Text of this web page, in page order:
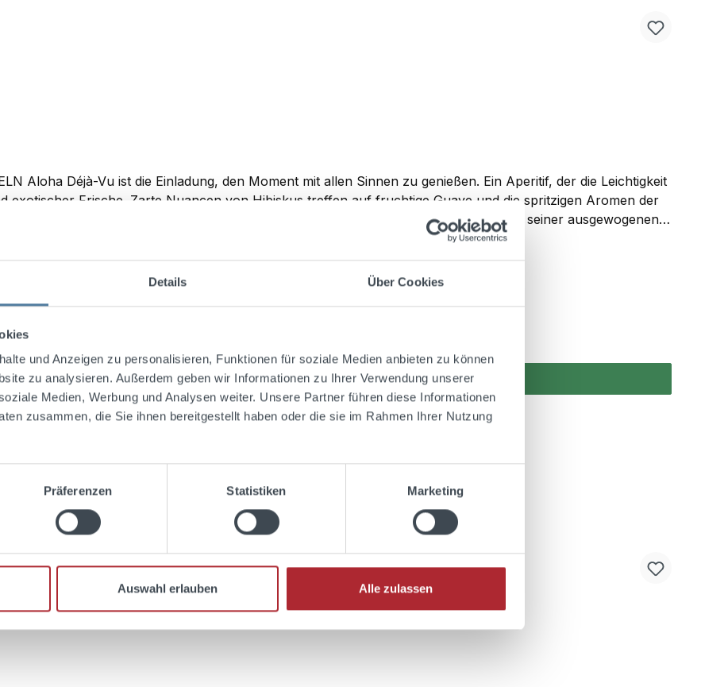
Details Über Cookies
und Anzeigen zu personalisieren, Funktionen für soziale Medien anbieten zu können
zu analysieren. Außerdem geben wir Informationen zu Ihrer Verwendung unserer
Medien, Werbung und Analysen weiter. Unsere Partner führen diese Informationen
zusammen, die Sie ihnen bereitgestellt haben oder die sie im Rahmen Ihrer Nutzung
Präferenzen Statistiken Marketing
Auswahl erlauben Alle zulassen
Aloha Déjà-Vu ist die Einladung, den Moment mit allen Sinnen zu genießen. Ein Aperitif, der die Leichtigkeit
Frische. Zarte Nuancen von Hibiskus treffen auf fruchtige Guave und die spritzigen Aromen der
Aromenspiel, das an sonnige Tage, salzige Meeresluft und sanfte Brisen erinnert. Mit seiner ausgewogenen
Déjà-Vu ein Gefühl von Sommer und Lebensfreude ins Glas. Ein Aperitif, der den Augenblick feiert,
Drinkempfehlung: ALOHA SPRITZ 6 cl Aloha Déjà-Vu 9 cl Prosecco 3 cl Soda/Mineralwasser
In den Warenkorb